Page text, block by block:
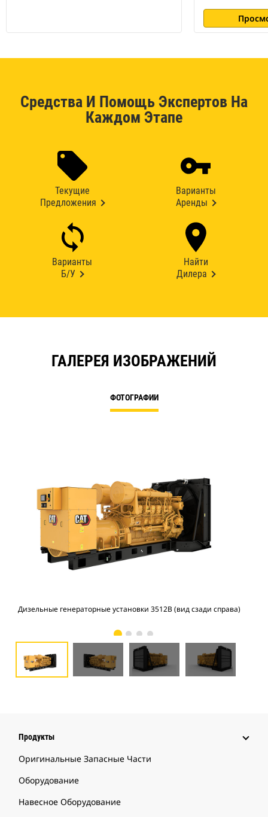
Средства И Помощь Экспертов На
Каждом Этапе
Текущие
Предложения
Варианты
Аренды
Варианты
Б/У
Найти
Дилера
ГАЛЕРЕЯ ИЗОБРАЖЕНИЙ
ФОТОГРАФИИ
Дизельные генераторные установки 3512В (вид сзади справа)
Продукты
Оригинальные Запасные Части
Оборудование
Навесное Оборудование